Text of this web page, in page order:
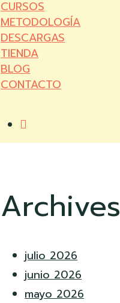
CURSOS
METODOLOGÍA
DESCARGAS
TIENDA
BLOG
CONTACTO
Archives
julio 2026
junio 2026
mayo 2026